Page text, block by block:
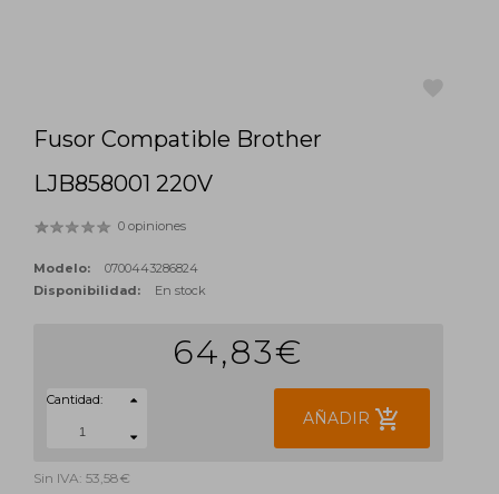
Fusor Compatible Brother
LJB858001 220V
0 opiniones
Modelo:
0700443286824
Disponibilidad:
En stock
64,83€
Cantidad:
AÑADIR add_shopping_cart
Sin IVA: 53,58€